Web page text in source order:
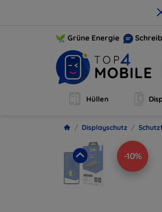
Grüne Energie
Hüllen
Displayschutz
-10%